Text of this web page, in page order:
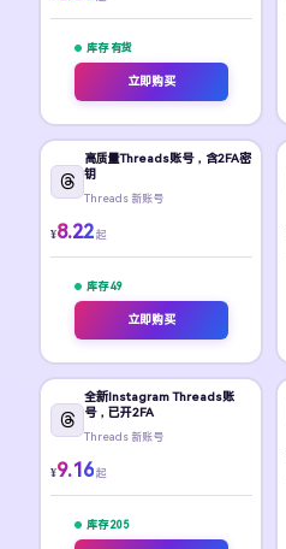
库存 有货
立即购买
高质量Threads账号，含2FA密
钥
Threads 新账号
¥8.22 起
库存 49
立即购买
全新Instagram Threads账
号，已开2FA
Threads 新账号
¥9.16 起
库存 205